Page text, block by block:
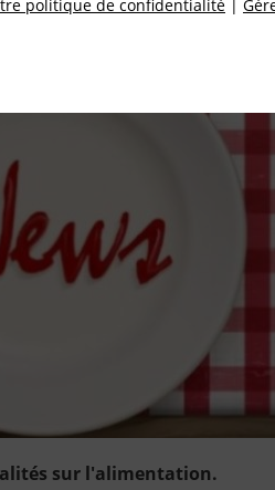
sur l'alimentation.
politique de confidentialité |